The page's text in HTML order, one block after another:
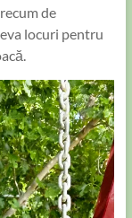
de
locuri pentru